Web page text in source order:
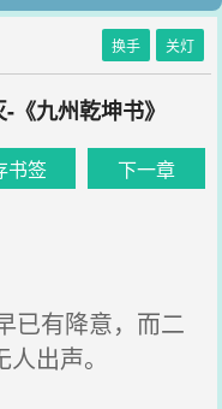
换手 关灯
九州乾坤书》
书签 下一章
已有降意，而二
出声。